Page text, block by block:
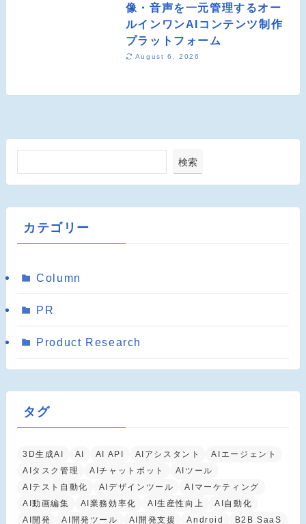
像・音声を一元管理するオー
ルインワンAIコンテンツ制作
プラットフォーム
August 6, 2026
検索
カテゴリー
Column
PR
Product Research
タグ
3D生成AI AI AI API AIアシスタント
AIエージェント
AIタスク管理
AIチャットボット
AIツール
AIテスト自動化
AIデザインツール
AIマーケティング
AI動画編集
AI業務効率化 AI生産性向上
AI自動化
AI開発
AI開発ツール AI開発支援 Android
B2B SaaS